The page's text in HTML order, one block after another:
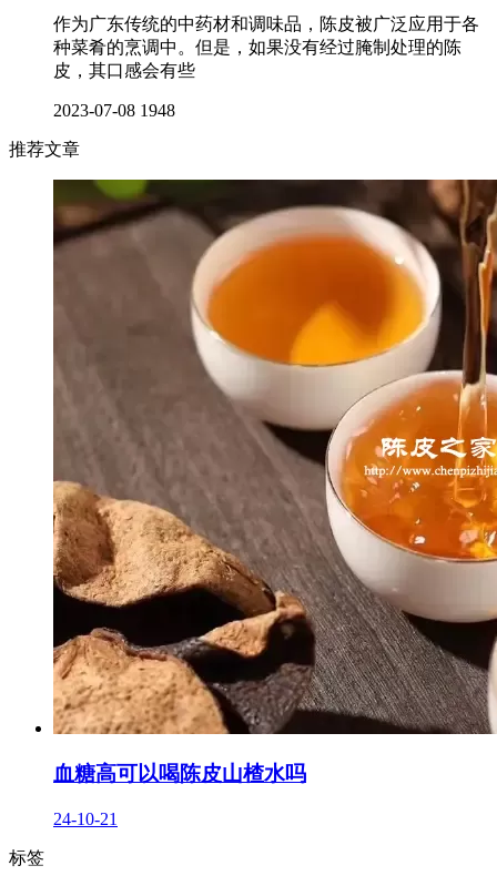
作为广东传统的中药材和调味品，陈皮被广泛应用于各
种菜肴的烹调中。但是，如果没有经过腌制处理的陈
皮，其口感会有些
2023-07-08 1948
推荐文章
血糖高可以喝陈皮山楂水吗
24-10-21
标签